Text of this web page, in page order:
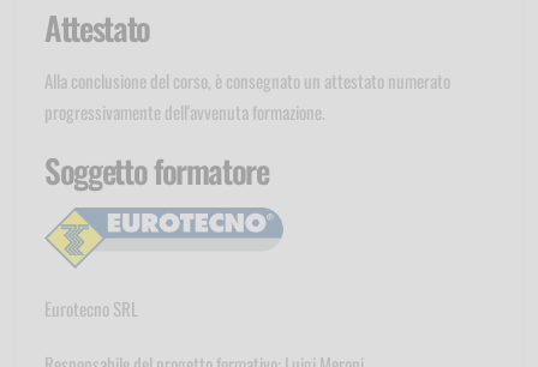
Attestato
Alla conclusione del corso, è consegnato un attestato numerato
progressivamente dell'avvenuta formazione.
Soggetto formatore
Eurotecno SRL